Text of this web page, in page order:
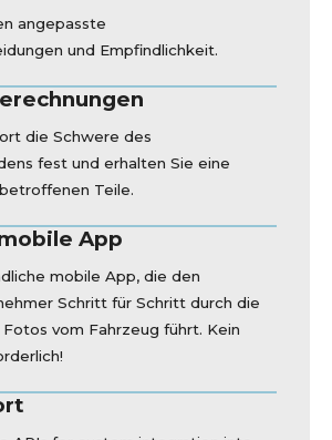
angepasste
und Empfindlichkeit.
die Schwere des
fest und erhalten Sie eine
Teile.
App
mobile App, die den
Schritt für Schritt durch die
vom Fahrzeug führt. Kein